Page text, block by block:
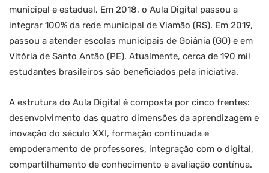
municipal e estadual. Em 2018, o Aula Digital passou a
integrar 100% da rede municipal de Viamão (RS). Em 2019,
passou a atender escolas municipais de Goiânia (GO) e em
Vitória de Santo Antão (PE). Atualmente, cerca de 190 mil
estudantes brasileiros são beneficiados pela iniciativa.
A estrutura do Aula Digital é composta por cinco frentes:
desenvolvimento das quatro dimensões da aprendizagem e
inovação do século XXI, formação continuada e
empoderamento de professores, integração com o digital,
compartilhamento de conhecimento e avaliação contínua.